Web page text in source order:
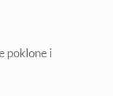
poklone i